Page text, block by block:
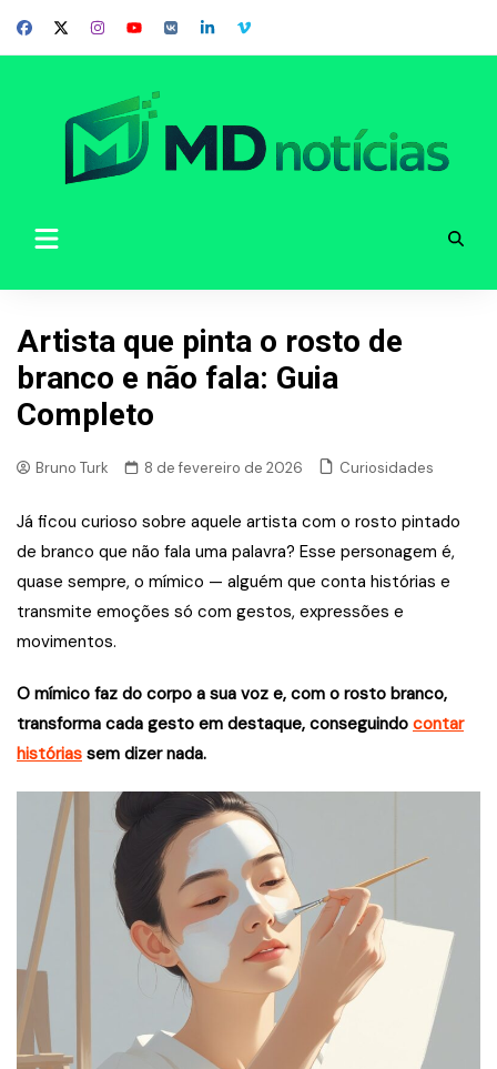
Artista que pinta o rosto de
branco e não fala: Guia
Completo
Bruno Turk 8 de fevereiro de 2026 Curiosidades
Já ficou curioso sobre aquele artista com o rosto pintado
de branco que não fala uma palavra? Esse personagem é,
quase sempre, o mímico — alguém que conta histórias e
transmite emoções só com gestos, expressões e
movimentos.
O mímico faz do corpo a sua voz e, com o rosto branco,
transforma cada gesto em destaque, conseguindo contar
histórias sem dizer nada.